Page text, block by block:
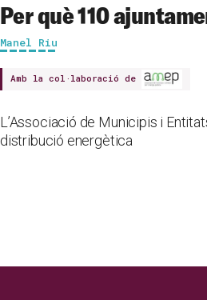
Per què 110
Manel Riu
Amb la col·laboració de
L’Associació de Municipis i
distribució energètica